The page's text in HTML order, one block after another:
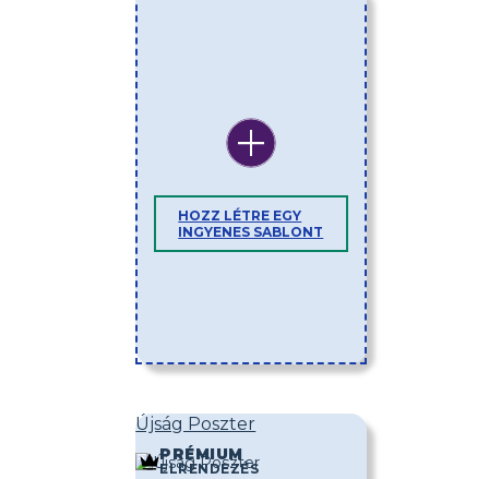
HOZZ LÉTRE EGY
INGYENES SABLONT
Újság Poszter
PRÉMIUM
ELRENDEZÉS